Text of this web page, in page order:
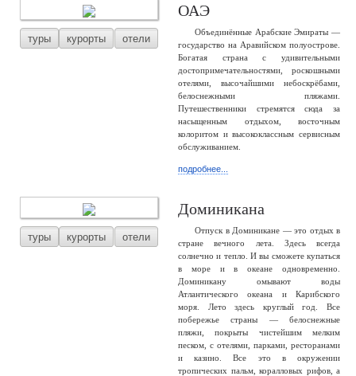
туры курорты отели
ОАЭ
Объединённые Арабские Эмираты —
государство на Аравийском полуострове.
Богатая страна с удивительными
достопримечательностями, роскошными
отелями, высочайшими небоскрёбами,
белоснежными пляжами.
Путешественники стремятся сюда за
насыщенным отдыхом, восточным
колоритом и высококлассным сервисным
обслуживанием.
подробнее...
туры курорты отели
Доминикана
Отпуск в Доминикане — это отдых в
стране вечного лета. Здесь всегда
солнечно и тепло. И вы сможете купаться
в море и в океане одновременно.
Доминикану омывают воды
Атлантического океана и Карибского
моря. Лето здесь круглый год. Все
побережье страны — белоснежные
пляжи, покрыты чистейшим мелким
песком, с отелями, парками, ресторанами
и казино. Все это в окружении
тропических пальм, коралловых рифов, а